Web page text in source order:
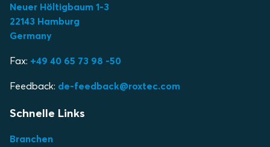
Neuer Höltigbaum 1-3
22143 Hamburg
Germany
Fax: +49 40 65 73 98 -50
Feedback: de-feedback@roxtec.com
Schnelle Links
Branchen